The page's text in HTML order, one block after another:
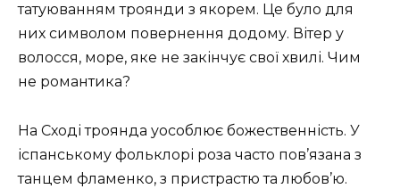
татуюванням троянди з якорем. Це було для
них символом повернення додому. Вітер у
волосся, море, яке не закінчує свої хвилі. Чим
не романтика?
На Сході троянда уособлює божественність. У
іспанському фольклорі роза часто пов’язана з
танцем фламенко, з пристрастю та любов’ю.